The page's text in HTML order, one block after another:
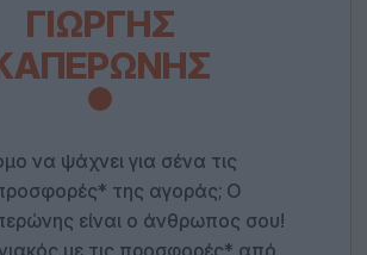
ΓΙΩΡΓΉΣ
να ψάχνει για σένα τις
της αγοράς; Ο
είναι ο άνθρωπος σου!